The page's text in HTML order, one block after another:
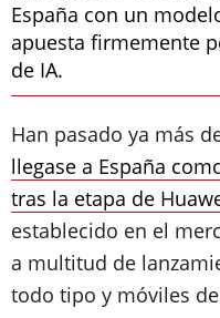
España con un
apuesta firmemente
de IA.
Han pasado ya más
llegase a España
tras la etapa de
establecido en el
a multitud de
todo tipo y móviles